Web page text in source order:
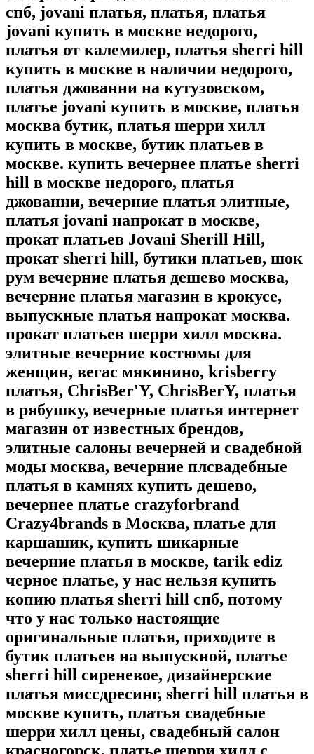
спб, jovani платья, платья, платья
jovani купить в москве недорого,
платья от калемилер, платья sherri hill
купить в москве в наличии недорого,
платья джованни на кутузовском,
платье jovani купить в москве, платья
москва бутик, платья шерри хилл
купить в москве, бутик платьев в
москве. купить вечернее платье sherri
hill в москве недорого, платья
джованни, вечерние платья элитные,
платья jovani напрокат в москве,
прокат платьев Jovani Sherill Hill,
прокат sherri hill, бутики платьев, шок
рум вечерние платья дешево москва,
вечерние платья магазин в крокусе,
выпускные платья напрокат москва.
прокат платьев шерри хилл москва.
элитные вечерние костюмы для
женщин, вегас мякинино, krisberry
платья, ChrisBer'Y, ChrisBerY, платья
в рябушку, вечерные платья интернет
магазин от известных брендов,
элитные салоны вечерней и свадебной
моды москва, вечерние плсвадебные
платья в камнях купить дешево,
вечернее платье crazyforbrand
Crazy4brands в Москва, платье для
каршашик, купить шикарные
вечерние платья в москве, tarik ediz
черное платье, у нас нельзя купить
копию платья sherri hill спб, потому
что у нас только настоящие
оригинальные платья, приходите в
бутик платьев на выпускной, платье
sherri hill сиреневое, дизайнерские
платья миссдресинг, sherri hill платья в
москве купить, платья свадебные
шерри хилл цены, свадебный салон